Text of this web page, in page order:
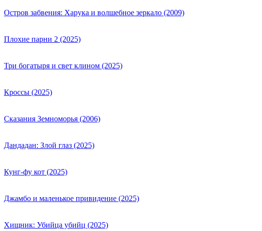
Остров забвения: Харука и волшебное зеркало (2009)
Плохие парни 2 (2025)
Три богатыря и свет клином (2025)
Кроссы (2025)
Сказания Земноморья (2006)
Дандадан: Злой глаз (2025)
Кунг-фу кот (2025)
Джамбо и маленькое привидение (2025)
Хищник: Убийца убийц (2025)